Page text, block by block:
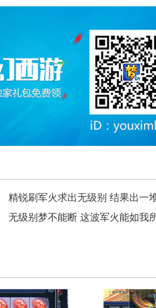
精锐刷军火求出无级别 结果出一
无级别梦不能断 这波军火能如我